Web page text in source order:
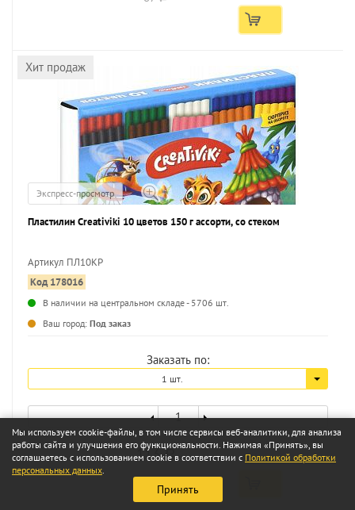
Хит продаж
Экспресс-просмотр
Пластилин Creativiki 10 цветов 150 г ассорти, со стеком
Артикул ПЛ10КР
Код 178016
В наличии на центральном складе - 5706 шт.
Ваш город: Под заказ
Заказать по:
1 шт.
113a
Мы используем cookie-файлы, в том числе сервисы веб-аналитики, для анализа
работы сайта и улучшения его функциональности. Нажимая «Принять», вы
соглашаетесь с использованием cookie в соответствии с Политикой обработки
персональных данных.
Принять